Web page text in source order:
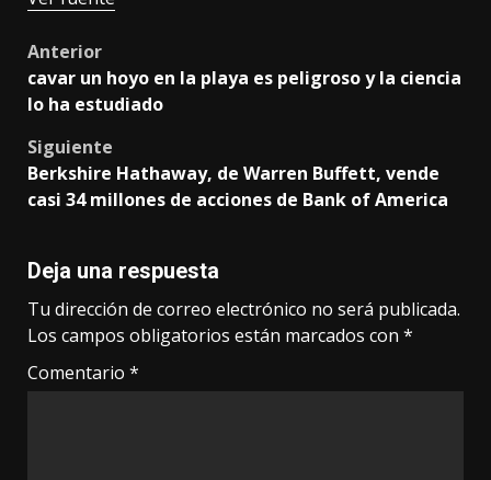
Post
navigation
Anterior
cavar un hoyo en la playa es peligroso y la ciencia
lo ha estudiado
Siguiente
Berkshire Hathaway, de Warren Buffett, vende
casi 34 millones de acciones de Bank of America
Deja una respuesta
Tu dirección de correo electrónico no será publicada.
Los campos obligatorios están marcados con *
Comentario *